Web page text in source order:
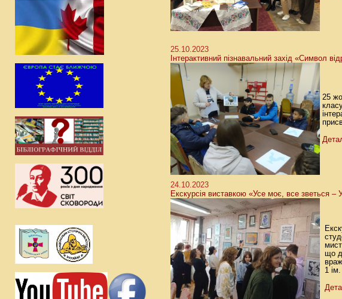
25.10.2023
Інтерактивний пізнавальний захід «Символ
25
24.10.2023
Екскурсія виставкою «Усе моє, все зветься –
що
1